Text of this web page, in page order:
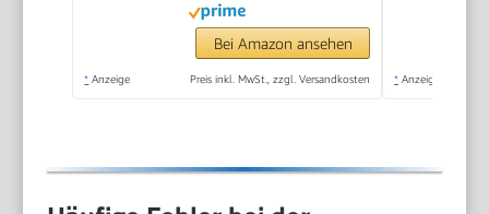
Bei Amazon ansehen
* Anzeige Preis inkl. MwSt., zzgl. Versandkosten * Anzeige